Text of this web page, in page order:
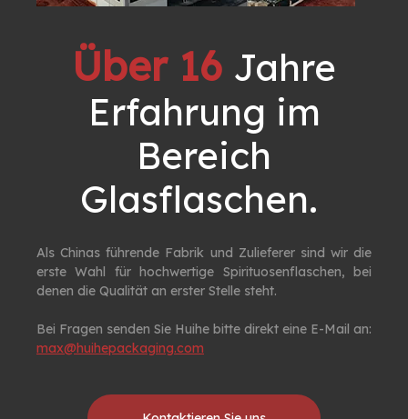
Über 16 Jahre
Erfahrung im
Bereich
Glasflaschen. ​​​​​​​
Als Chinas führende Fabrik und Zulieferer sind wir die
erste Wahl für hochwertige Spirituosenflaschen, bei
denen die Qualität an erster Stelle steht.
Bei Fragen senden Sie Huihe bitte direkt eine E-Mail an:
max@huihepackaging.com